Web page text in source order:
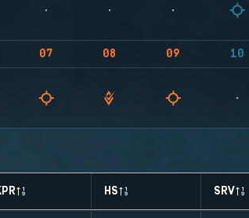
07 08 09 10
HS SRV